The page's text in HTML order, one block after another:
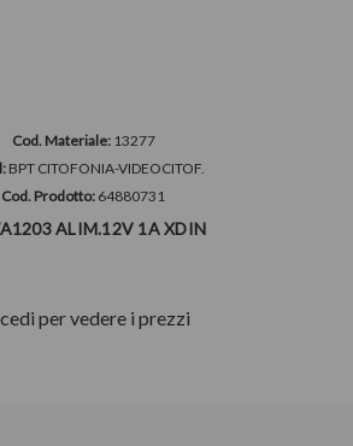
Cod. Materiale: 13277
BPT CITOFONIA-VIDEOCITOF.
Cod. Prodotto: 64880731
ALIM.12V 1A XDIN
per vedere i prezzi